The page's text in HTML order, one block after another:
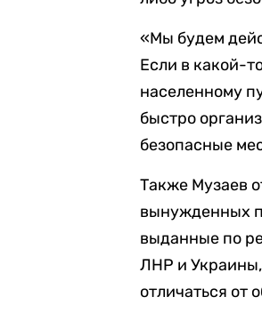
«Мы будем
Если в какой-
населенному
быстро
безопасные
Также Музаев
вынужденных
выданные по
ЛНР и Украины,
отличаться от